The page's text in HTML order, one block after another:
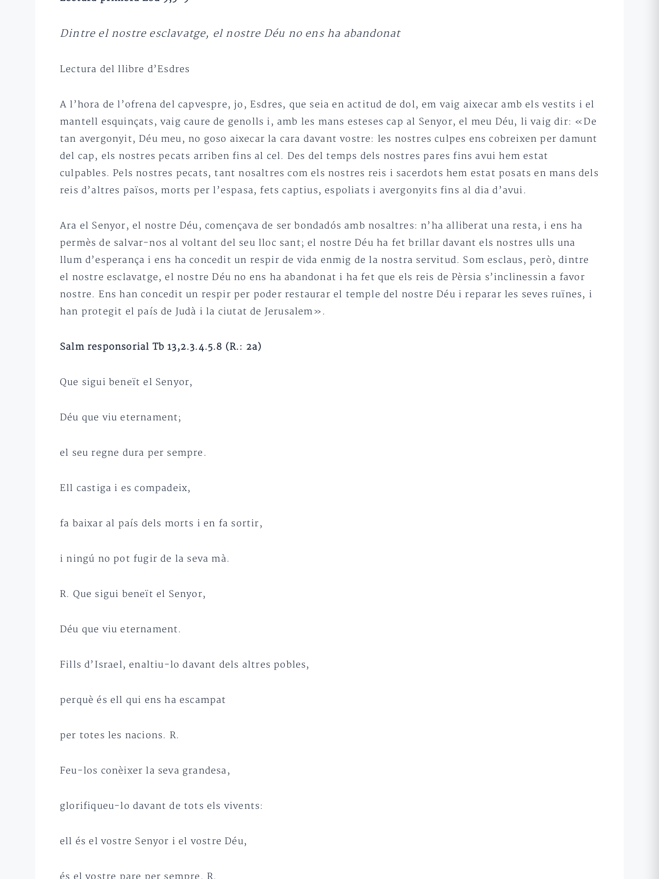
Dintre el nostre esclavatge, el nostre Déu no ens ha abandonat
Lectura del llibre d’Esdres
A l’hora de l’ofrena del capvespre, jo, Esdres, que seia en actitud de dol, em vaig aixecar amb els vestits i el
mantell esquinçats, vaig caure de genolls i, amb les mans esteses cap al Senyor, el meu Déu, li vaig dir: «De
tan avergonyit, Déu meu, no goso aixecar la cara davant vostre: les nostres culpes ens cobreixen per damunt
del cap, els nostres pecats arriben fins al cel. Des del temps dels nostres pares fins avui hem estat
culpables. Pels nostres pecats, tant nosaltres com els nostres reis i sacerdots hem estat posats en mans dels
reis d’altres països, morts per l’espasa, fets captius, espoliats i avergonyits fins al dia d’avui.
Ara el Senyor, el nostre Déu, començava de ser bondadós amb nosaltres: n’ha alliberat una resta, i ens ha
permès de salvar-nos al voltant del seu lloc sant; el nostre Déu ha fet brillar davant els nostres ulls una
llum d’esperança i ens ha concedit un respir de vida enmig de la nostra servitud. Som esclaus, però, dintre
el nostre esclavatge, el nostre Déu no ens ha abandonat i ha fet que els reis de Pèrsia s’inclinessin a favor
nostre. Ens han concedit un respir per poder restaurar el temple del nostre Déu i reparar les seves ruïnes, i
han protegit el país de Judà i la ciutat de Jerusalem».
Salm responsorial Tb 13,2.3.4.5.8 (R.: 2a)
Que sigui beneït el Senyor,
Déu que viu eternament;
el seu regne dura per sempre.
Ell castiga i es compadeix,
fa baixar al país dels morts i en fa sortir,
i ningú no pot fugir de la seva mà.
R. Que sigui beneït el Senyor,
Déu que viu eternament.
Fills d’Israel, enaltiu-lo davant dels altres pobles,
perquè és ell qui ens ha escampat
per totes les nacions. R.
Feu-los conèixer la seva grandesa,
glorifiqueu-lo davant de tots els vivents:
ell és el vostre Senyor i el vostre Déu,
és el vostre pare per sempre. R.